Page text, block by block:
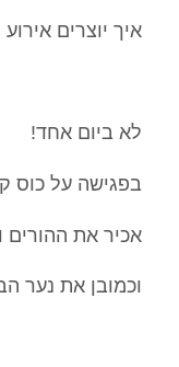
איך יוצרים אירוע
לא ביום אחד!
בפגישה על כוס
אכיר את
וכמובן את נער